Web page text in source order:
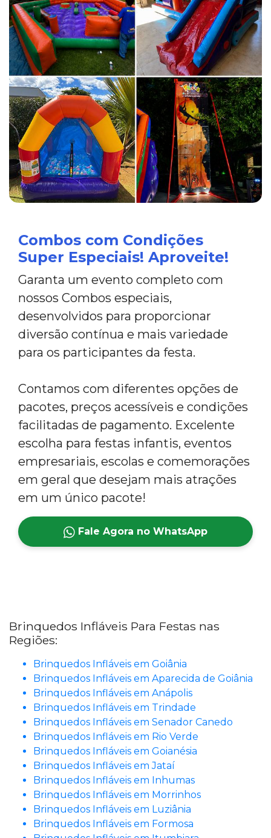
Combos com Condições
Super Especiais! Aproveite!
Garanta um evento completo com
nossos Combos especiais,
desenvolvidos para proporcionar
diversão contínua e mais variedade
para os participantes da festa.
Contamos com diferentes opções de
pacotes, preços acessíveis e condições
facilitadas de pagamento. Excelente
escolha para festas infantis, eventos
empresariais, escolas e comemorações
em geral que desejam mais atrações
em um único pacote!
Fale Agora no WhatsApp
Brinquedos Infláveis Para Festas nas
Regiões:
Brinquedos Infláveis em Goiânia
Brinquedos Infláveis em Aparecida de Goiânia
Brinquedos Infláveis em Anápolis
Brinquedos Infláveis em Trindade
Brinquedos Infláveis em Senador Canedo
Brinquedos Infláveis em Rio Verde
Brinquedos Infláveis em Goianésia
Brinquedos Infláveis em Jataí
Brinquedos Infláveis em Inhumas
Brinquedos Infláveis em Morrinhos
Brinquedos Infláveis em Luziânia
Brinquedos Infláveis em Formosa